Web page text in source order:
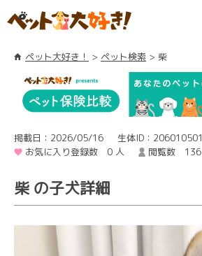
ペット大好き！ ペット検索 柴
掲載日：2026/05/16
生体ID：206010501
お気に入り登録数 0 人
閲覧数 136
柴 の子犬詳細